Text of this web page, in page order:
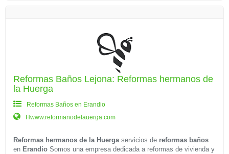
Reformas Baños Lejona: Reformas hermanos de
la Huerga
Reformas Baños en Erandio
Hwww.reformanodelauerga.com
Reformas hermanos de la Huerga servicios de reformas baños
en Erandio Somos una empresa dedicada a reformas de vivienda y